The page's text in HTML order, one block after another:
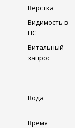
Верстка
Видимость в
ПС
Витальный
запрос
Вода
Время